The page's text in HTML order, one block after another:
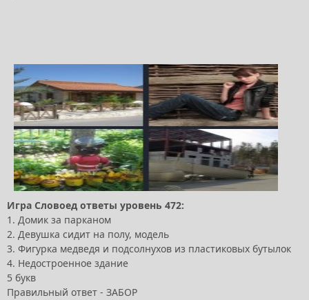
Игра Словоед ответы уровень 472:
1. Домик за парканом
2. Девушка сидит на полу, модель
3. Фигурка медведя и подсолнухов из пластиковых бутылок
4. Недостроенное здание
5 букв
Правильный ответ - ЗАБОР